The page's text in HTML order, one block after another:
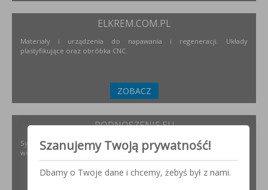
ELKREM.COM.PL
Materiały i urządzenia do napawania i regeneracji. Układy
plastyfikujące oraz obróbka CNC.
ZOBACZ
PODNOSZENIE.EU
Systemy transportu bliskiego, żurawie, żurawików, suwnice,
wciągników oraz wiele innych.
Szanujemy Twoją prywatność!
Dbamy o Twoje dane i chcemy, żebyś był z nami.